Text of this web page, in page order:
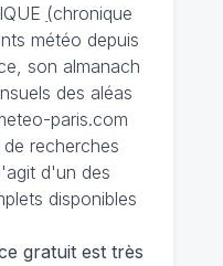
(chronique
météo depuis
son almanach
des aléas
paris.com
recherches
d'un des
disponibles
gratuit est très